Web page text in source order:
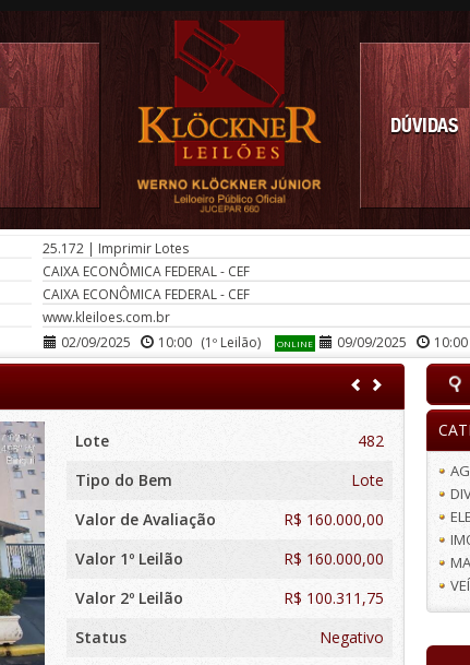
DÚVIDAS
25.172 | Imprimir Lotes
CAIXA ECONÔMICA FEDERAL - CEF
CAIXA ECONÔMICA FEDERAL - CEF
www.kleiloes.com.br
02/09/2025 10:00 (1º Leilão) ONLINE 09/09/2025 10:00
Lote
482
Tipo do Bem
Lote
Valor de Avaliação
R$ 160.000,00
Valor 1º Leilão
R$ 160.000,00
Valor 2º Leilão
R$ 100.311,75
Status
Negativo